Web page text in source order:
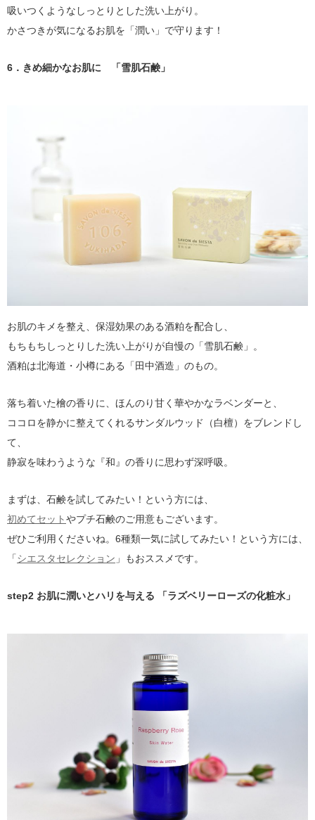
吸いつくようなしっとりとした洗い上がり。
かさつきが気になるお肌を「潤い」で守ります！
6．きめ細かなお肌に 「雪肌石鹸」
お肌のキメを整え、保湿効果のある酒粕を配合し、
もちもちしっとりした洗い上がりが自慢の「雪肌石鹸」。
酒粕は北海道・小樽にある「田中酒造」のもの。
落ち着いた檜の香りに、ほんのり甘く華やかなラベンダーと、
ココロを静かに整えてくれるサンダルウッド（白檀）をブレンドし
て、
静寂を味わうような『和』の香りに思わず深呼吸。
まずは、石鹸を試してみたい！という方には、
初めてセットやプチ石鹸のご用意もございます。
ぜひご利用くださいね。6種類一気に試してみたい！という方には、
「シエスタセレクション 」もおススメです。
step2 お肌に潤いとハリを与える 「ラズベリーローズの化粧水」